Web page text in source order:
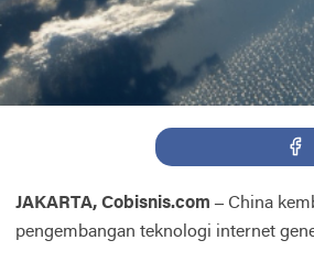
JAKARTA, Cobisnis.com – China
pengembangan teknologi internet